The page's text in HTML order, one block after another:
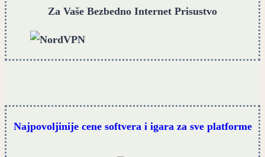
Za Vaše Bezbedno Internet Prisustvo
Najpovoljinije cene softvera i igara za sve platforme